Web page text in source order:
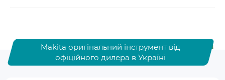
Makita оригінальний інструмент від
офіційного дилера в Україні